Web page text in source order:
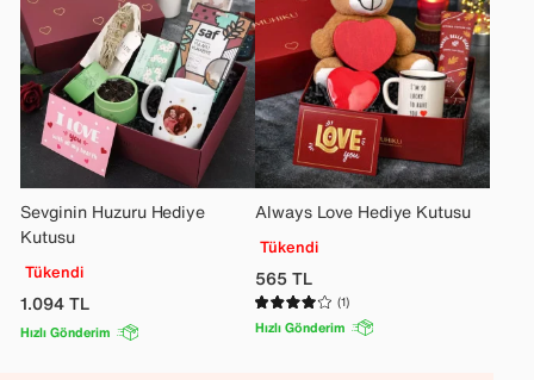
Sevginin Huzuru Hediye
Kutusu
Tükendi
1.094TL
Hızlı Gönderim
Always Love Hediye Kutusu
Tükendi
565TL
(1)
Hızlı Gönderim